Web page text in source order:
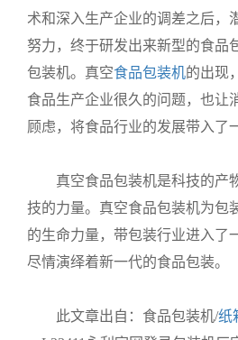
术和深入生产企业的调差之后，
努力，终于研发出来新型的食
包装机。真空食品包装机的出现
食品生产企业很久的问题，也让
顾虑，将食品行业的发展带入了
真空食品包装机是科技的产
技的力量。真空食品包装机为包
的生命力量，带包装行业进入了
尽情演绎着新一代的食品包装。
此文章出自：食品包装机/纸